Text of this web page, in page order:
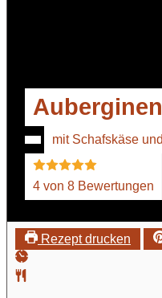
mit Schafskäse
4von 8Bewertungen
Rezept drucken